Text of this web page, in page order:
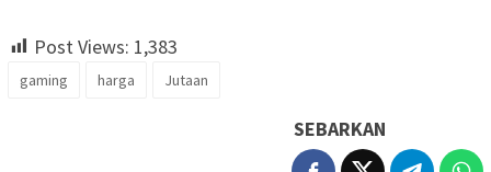
Post Views: 1,383
gaming harga Jutaan
SEBARKAN